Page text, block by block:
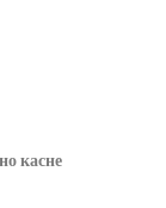
касне